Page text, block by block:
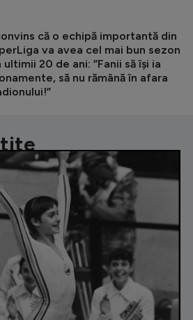
că o echipă importantă din
va avea cel mai bun sezon
ultimii 20 de ani: ”Fanii să își ia
să nu rămână în afara